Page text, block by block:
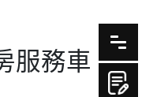
服務車